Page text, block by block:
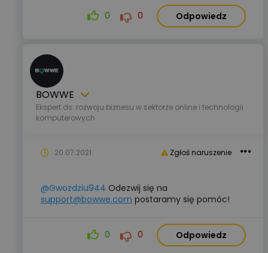
0 0 Odpowiedz
BOWWE
Ekspert ds. rozwoju biznesu w sektorze online i technologii
komputerowych
Zgłoś naruszenie
20.07.2021
@Gwozdziu944 Odezwij się na
support@bowwe.com postaramy się pomóc!
0 0 Odpowiedz